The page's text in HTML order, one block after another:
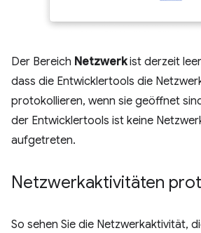
Der Bereich Netzwerkist derzeit
dass die Entwicklertools die
protokollieren, wenn sie geöffnet
der Entwicklertools ist keine
aufgetreten.
Netzwerkaktivitäten
So sehen Sie die Netzwerkaktivität,